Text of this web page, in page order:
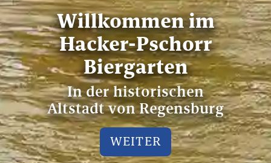
Willkommen im
Hacker-Pschorr
Biergarten
In der historischen
Altstadt von Regensburg
WEITER